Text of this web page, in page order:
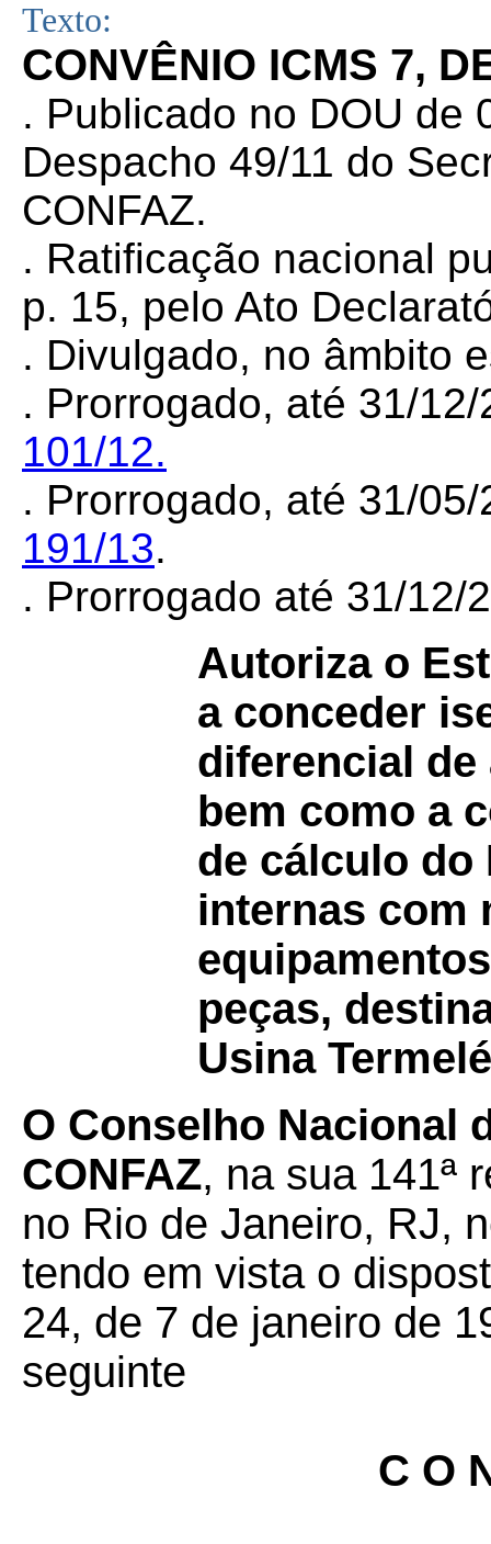
Texto:
CONVÊNIO ICMS 7,
. Publicado no DOU de
Despacho 49/11 do
CONFAZ.
. Ratificação nacional
p. 15, pelo Ato
. Divulgado, no âmbito
. Prorrogado, até 31/
101/12.
. Prorrogado, até 31/
191/13.
. Prorrogado até 31/
Autoriza o
a conceder
diferencial
bem como a
de cálculo do
internas com
peças,
Usina
O Conselho Nacional
CONFAZ, na sua 141ª
no Rio de Janeiro, RJ,
tendo em vista o
24, de 7 de janeiro de
seguinte
C O